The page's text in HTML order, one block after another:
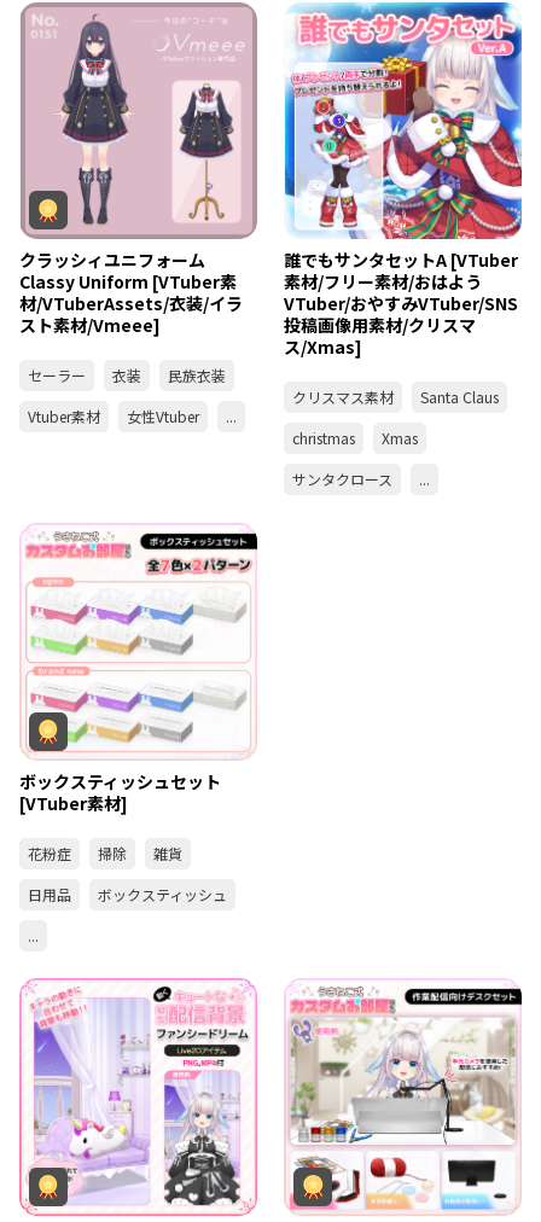
クラッシィユニフォーム
Classy Uniform [VTuber素
材/VTuberAssets/衣装/イラ
スト素材/Vmeee]
セーラー 衣装
民族衣装
Vtuber素材
女性Vtuber ...
誰でもサンタセットA [VTuber
素材/フリー素材/おはよう
VTuber/おやすみVTuber/SNS
投稿画像用素材/クリスマ
ス/Xmas]
クリスマス素材
Santa Claus
christmas
Xmas
サンタクロース
...
ボックスティッシュセット
[VTuber素材]
花粉症 掃除
雑貨
日用品
ボックスティッシュ
...